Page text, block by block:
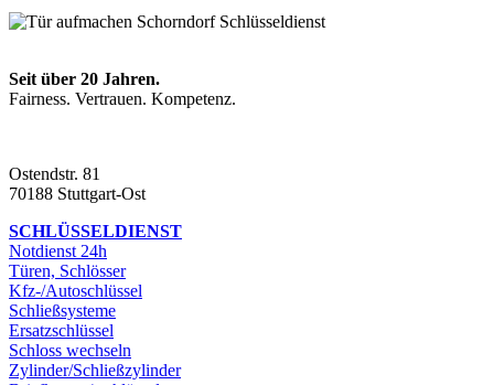
Seit über 20 Jahren.
Fairness. Vertrauen. Kompetenz.
Ostendstr. 81
70188 Stuttgart-Ost
SCHLÜSSELDIENST
Notdienst 24h
Türen, Schlösser
Kfz-/Autoschlüssel
Schließsysteme
Ersatzschlüssel
Schloss wechseln
Zylinder/Schließzylinder